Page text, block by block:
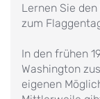
Lernen Sie
zum
In den frühen
Washington
eigenen